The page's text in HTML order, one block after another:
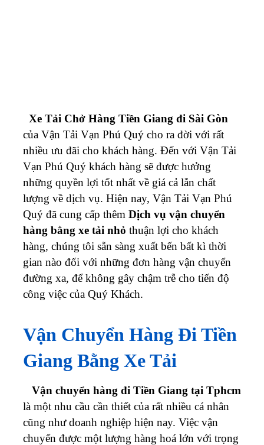
Xe Tải Chở Hàng Tiền Giang đi Sài Gòn
của Vận Tải Vạn Phú Quý cho ra đời với rất
nhiều ưu đãi cho khách hàng. Đến với Vận Tải
Vạn Phú Quý khách hàng sẽ được hưởng
những quyền lợi tốt nhất về giá cả lẫn chất
lượng về dịch vụ. Hiện nay, Vận Tải Vạn Phú
Quý đã cung cấp thêm Dịch vụ vận chuyển
hàng bằng xe tải nhỏ thuận lợi cho khách
hàng, chúng tôi sẵn sàng xuất bến bất kì thời
gian nào đối với những đơn hàng vận chuyển
đường xa, để không gây chậm trễ cho tiến độ
công việc của Quý Khách.
Vận Chuyển Hàng Đi Tiền
Giang Bằng Xe Tải
Vận chuyển hàng đi Tiền Giang tại Tphcm
là một nhu cầu cần thiết của rất nhiều cá nhân
cũng như doanh nghiệp hiện nay. Việc vận
chuyển được một lượng hàng hoá lớn với trọng